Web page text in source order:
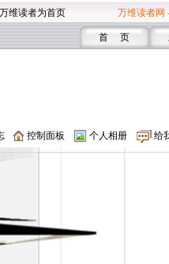
维读者为首页 万维读者网
首 页
控制面板 个人相册 给